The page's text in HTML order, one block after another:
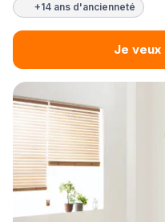
+14 ans d'ancienneté
Je